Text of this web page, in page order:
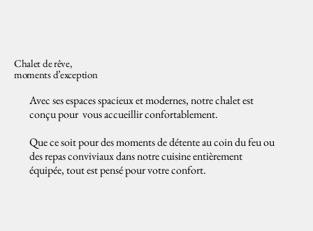
Chalet de rêve,
moments d’exception
Avec ses espaces spacieux et modernes, notre chalet est
conçu pour vous accueillir confortablement.
Que ce soit pour des moments de détente au coin du feu ou
des repas conviviaux dans notre cuisine entièrement
équipée, tout est pensé pour votre confort.